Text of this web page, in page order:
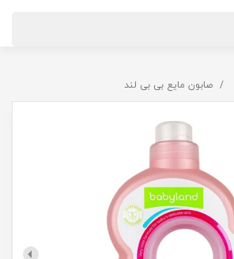
صابون مایع بی بی لند